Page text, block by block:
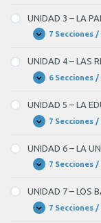
no
que
no
mis
amigos
siempre
salgo.
BLANK
–
CÓMO
ESTÁS
UNIDAD 3 – LA
Expandir
UNIDAD
–
LA
PAREJA
Y
AMIGOS
7 Secciones
UNIDAD 4 – LAS
Expandir
UNIDAD
–
LAS
RELACIONES
HUMANAS
6 Secciones
UNIDAD 5 – LA
Expandir
UNIDAD
–
LA
EDUCACIÓN
7 Secciones
UNIDAD 6 – LA
Expandir
UNIDAD
–
LA
UNIVERSIDAD
7 Secciones
UNIDAD 7 – LOS
Expandir
UNIDAD7 Secciones